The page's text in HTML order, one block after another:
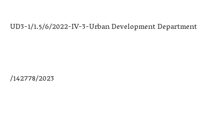
UD3-1/1.5/6/2022-IV-3-Urban Development Department
/142778/2023